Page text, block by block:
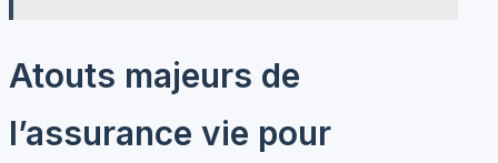
Atouts majeurs de
l’assurance vie pour